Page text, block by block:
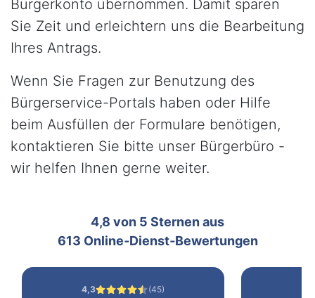
Bürgerkonto übernommen. Damit sparen
Sie Zeit und erleichtern uns die Bearbeitung
Ihres Antrags.
Wenn Sie Fragen zur Benutzung des
Bürgerservice-Portals haben oder Hilfe
beim Ausfüllen der Formulare benötigen,
kontaktieren Sie bitte unser Bürgerbüro -
wir helfen Ihnen gerne weiter.